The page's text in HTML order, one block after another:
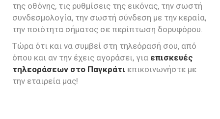
της οθόνης, τις ρυθμίσεις της εικόνας, την σωστή
συνδεσμολογία, την σωστή σύνδεση με την κεραία,
την ποιότητα σήματος σε περίπτωση δορυφόρου.
Τώρα ότι και να συμβεί στη τηλεόρασή σου, από
όπου και αν την έχεις αγοράσει, για επισκευές
τηλεοράσεων στο Παγκράτι επικοινωνήστε με
την εταιρεία μας!